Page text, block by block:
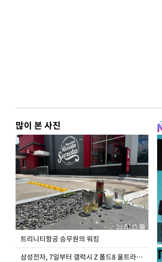
많이 본 사진
트리니티항공 승무원의 워킹
삼성전자, 7일부터 갤럭시 Z 폴드8 울트라·폴드8·플립8 출시